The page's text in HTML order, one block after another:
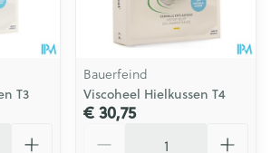
T3
Bauerfeind
Viscoheel Hielkussen T4
€ 30,75